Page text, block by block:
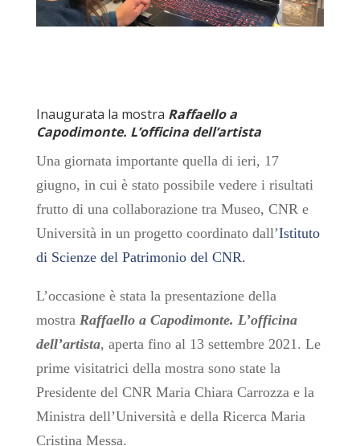
Inaugurata la mostra Raffaello a
Capodimonte. L’officina dell’artista
Una giornata importante quella di ieri, 17
giugno, in cui è stato possibile vedere i risultati
frutto di una collaborazione tra Museo, CNR e
Università in un progetto coordinato dall’Istituto
di Scienze del Patrimonio del CNR.
L’occasione è stata la presentazione della
mostra Raffaello a Capodimonte. L’officina
dell’artista, aperta fino al 13 settembre 2021. Le
prime visitatrici della mostra sono state la
Presidente del CNR Maria Chiara Carrozza e la
Ministra dell’Università e della Ricerca Maria
Cristina Messa.